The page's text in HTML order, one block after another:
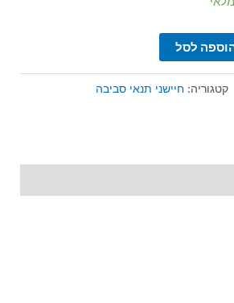
לסל
קטגוריה: חיישני תנאי סביבה